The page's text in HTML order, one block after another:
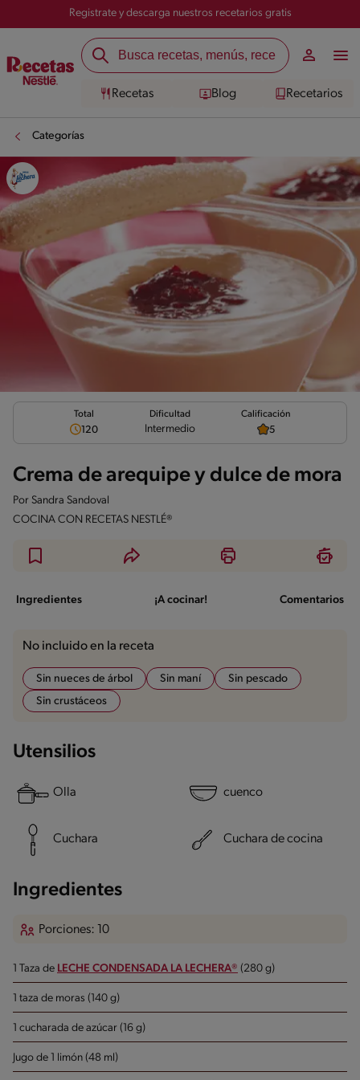
Registrate y descarga nuestros recetarios gratis
Recetas Blog Recetarios
Categorías
Total
120
Dificultad
Intermedio
Calificación
5
Crema de arequipe y dulce de mora
Por Sandra Sandoval
COCINA CON RECETAS NESTLÉ®
Ingredientes ¡A cocinar! Comentarios
No incluido en la receta
Sin nueces de árbol Sin maní
Sin pescado
Sin crustáceos
Utensilios
Olla cuenco
Cuchara Cuchara de cocina
Ingredientes
Porciones: 10
1 Taza de LECHE CONDENSADA LA LECHERA® (280 g)
1 taza de moras (140 g)
1 cucharada de azúcar (16 g)
Jugo de 1 limón (48 ml)